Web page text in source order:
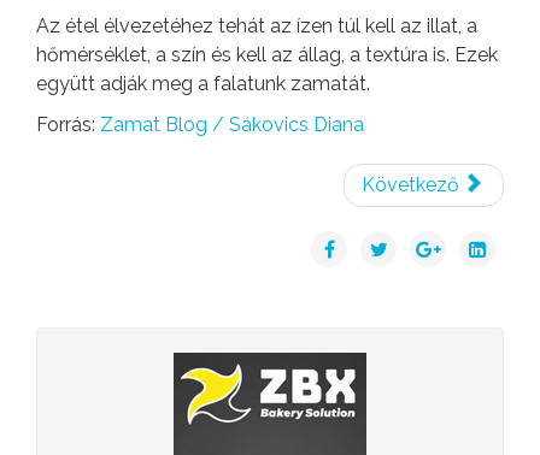
Az étel élvezetéhez tehát az ízen túl kell az illat, a
hőmérséklet, a szín és kell az állag, a textúra is. Ezek
együtt adják meg a falatunk zamatát.
Forrás: Zamat Blog / Sákovics Diana
Következő